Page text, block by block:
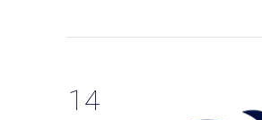
14